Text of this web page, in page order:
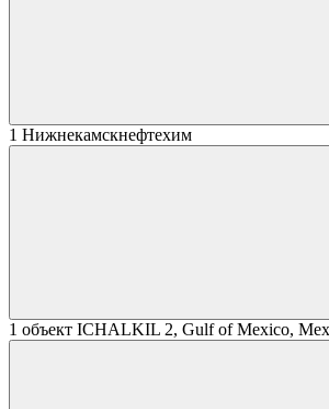
1 Нижнекамскнефтехим
1 объект ICHALKIL 2, Gulf of Mexico,